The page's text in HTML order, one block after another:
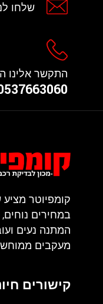
שלחו
התקשר אלינו
קומפיוטר
במחירים
המתנה נעים
מעקבים
קישורים